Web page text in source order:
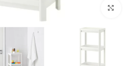
بزرگنمایی تصویر